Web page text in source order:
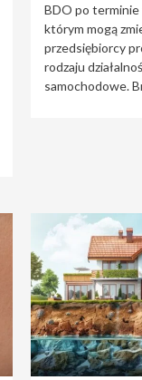
BDO po terminie
którym mogą
przedsiębiorcy
rodzaju
samochodowe.